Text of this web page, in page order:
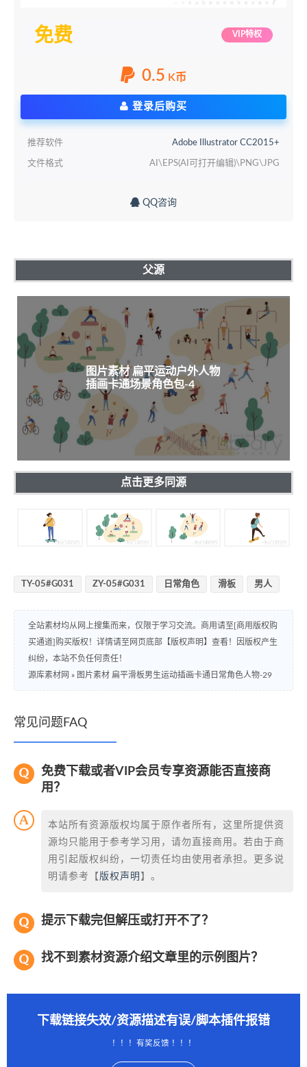
免费 VIP特权
0.5 K币
登录后购买
推荐软件 Adobe Illustrator CC2015+
文件格式 AI\EPS(AI可打开编辑)\PNG\JPG
QQ咨询
父源
图片素材 扁平运动户外人物
插画卡通场景角色包-4
点击更多同源
TY-05#G031 ZY-05#G031 日常角色 滑板 男人
全站素材均从网上搜集而来，仅限于学习交流。商用请至[商用版权购
买通道]购买版权！详情请至网页底部【版权声明】查看！因版权产生
纠纷，本站不负任何责任！
源库素材网 » 图片素材 扁平滑板男生运动插画卡通日常角色人物-29
常见问题FAQ
免费下载或者VIP会员专享资源能否直接商
用？
本站所有资源版权均属于原作者所有，这里所提供资
源均只能用于参考学习用，请勿直接商用。若由于商
用引起版权纠纷，一切责任均由使用者承担。更多说
明请参考【 版权声明 】。
提示下载完但解压或打开不了？
找不到素材资源介绍文章里的示例图片？
下载链接失效/资源描述有误/脚本插件报错
！！！有奖反馈 ！！！